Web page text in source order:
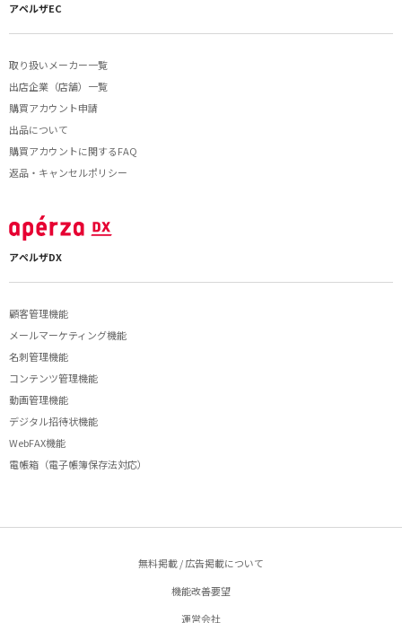
アペルザEC
取り扱いメーカー一覧
出店企業（店舗）一覧
購買アカウント申請
出品について
購買アカウントに関するFAQ
返品・キャンセルポリシー
アペルザDX
顧客管理機能
メールマーケティング機能
名刺管理機能
コンテンツ管理機能
動画管理機能
デジタル招待状機能
WebFAX機能
電帳箱（電子帳簿保存法対応）
無料掲載 / 広告掲載について
機能改善要望
運営会社